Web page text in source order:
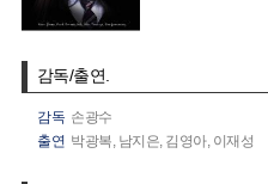
감독/출연.
감독 손광수
출연 박광복, 남지은, 김영아, 이재성